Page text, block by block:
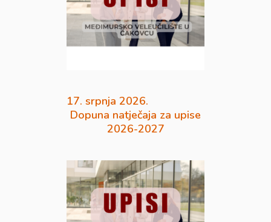
17. srpnja 2026.
Dopuna natječaja za upise
2026-2027